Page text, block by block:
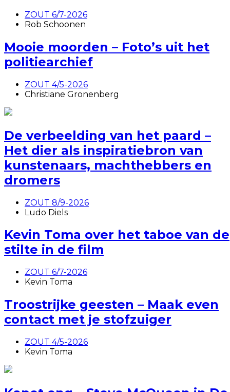
ZOUT 6/7-2026
Rob Schoonen
Mooie moorden – Foto’s uit het
politiearchief
ZOUT 4/5-2026
Christiane Gronenberg
De verbeelding van het paard –
Het dier als inspiratiebron van
kunstenaars, machthebbers en
dromers
ZOUT 8/9-2026
Ludo Diels
Kevin Toma over het taboe van de
stilte in de film
ZOUT 6/7-2026
Kevin Toma
Troostrijke geesten – Maak even
contact met je stofzuiger
ZOUT 4/5-2026
Kevin Toma